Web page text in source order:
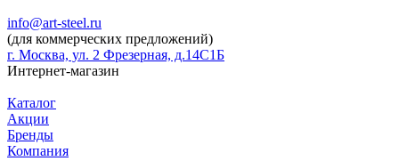
info@art-steel.ru
(для коммерческих предложений)
г. Москва, ул. 2 Фрезерная, д.14С1Б
Интернет-магазин
Каталог
Акции
Бренды
Компания